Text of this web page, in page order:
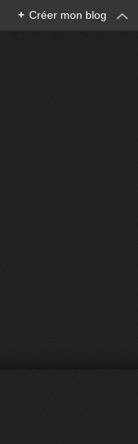
+ Créer mon blog